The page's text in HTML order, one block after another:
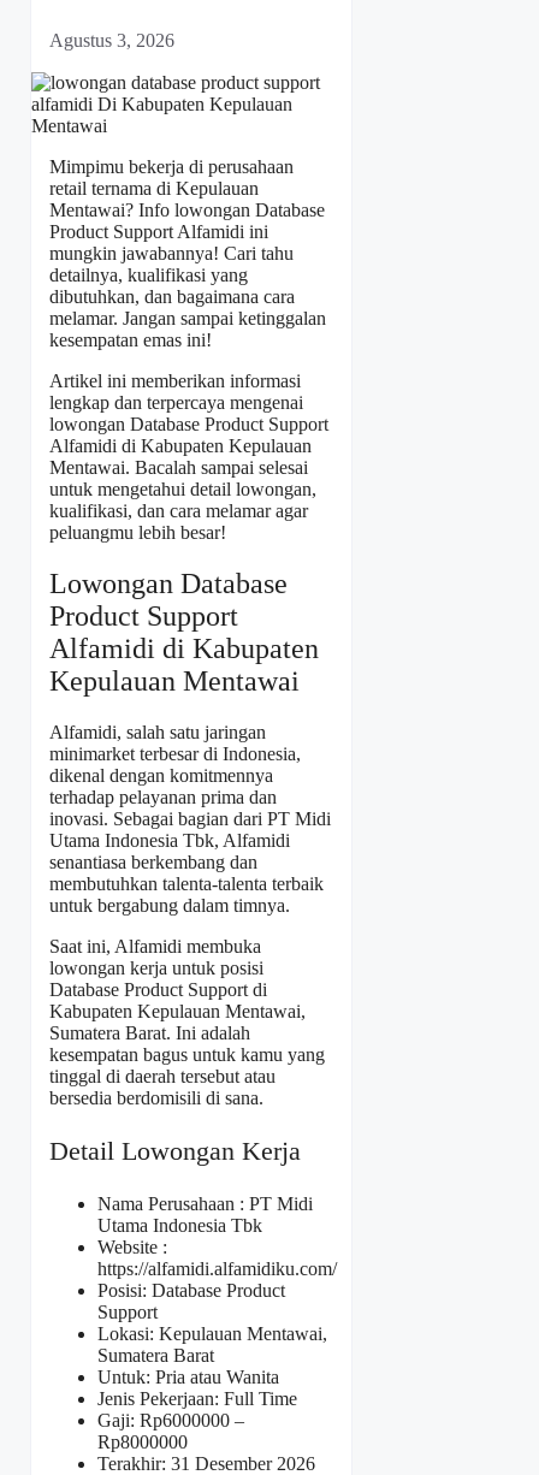
Agustus 3, 2026
Mimpimu bekerja di perusahaan
retail ternama di Kepulauan
Mentawai? Info lowongan Database
Product Support Alfamidi ini
mungkin jawabannya! Cari tahu
detailnya, kualifikasi yang
dibutuhkan, dan bagaimana cara
melamar. Jangan sampai ketinggalan
kesempatan emas ini!
Artikel ini memberikan informasi
lengkap dan terpercaya mengenai
lowongan Database Product Support
Alfamidi di Kabupaten Kepulauan
Mentawai. Bacalah sampai selesai
untuk mengetahui detail lowongan,
kualifikasi, dan cara melamar agar
peluangmu lebih besar!
Lowongan Database
Product Support
Alfamidi di Kabupaten
Kepulauan Mentawai
Alfamidi, salah satu jaringan
minimarket terbesar di Indonesia,
dikenal dengan komitmennya
terhadap pelayanan prima dan
inovasi. Sebagai bagian dari PT Midi
Utama Indonesia Tbk, Alfamidi
senantiasa berkembang dan
membutuhkan talenta-talenta terbaik
untuk bergabung dalam timnya.
Saat ini, Alfamidi membuka
lowongan kerja untuk posisi
Database Product Support di
Kabupaten Kepulauan Mentawai,
Sumatera Barat. Ini adalah
kesempatan bagus untuk kamu yang
tinggal di daerah tersebut atau
bersedia berdomisili di sana.
Detail Lowongan Kerja
Nama Perusahaan : PT Midi
Utama Indonesia Tbk
Website :
https://alfamidi.alfamidiku.com/
Posisi: Database Product
Support
Lokasi: Kepulauan Mentawai,
Sumatera Barat
Untuk: Pria atau Wanita
Jenis Pekerjaan: Full Time
Gaji: Rp6000000 –
Rp8000000
Terakhir: 31 Desember 2026